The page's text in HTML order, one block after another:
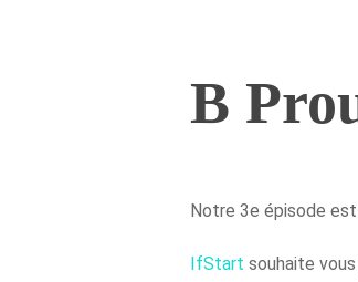
Hit enter to search or
B
Notre 3e épisode est
IfStart souhaite